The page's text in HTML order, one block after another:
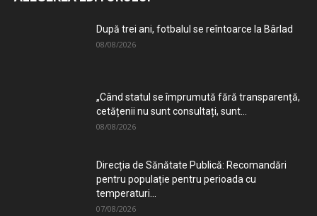
După trei ani, fotbalul se reîntoarce la Bârlad
08/08/2026
„Când statul se împrumută fără transparență,
cetățenii nu sunt consultați, sunt...
08/08/2026
Direcția de Sănătate Publică: Recomandări
pentru populație pentru perioada cu
temperaturi...
07/08/2026